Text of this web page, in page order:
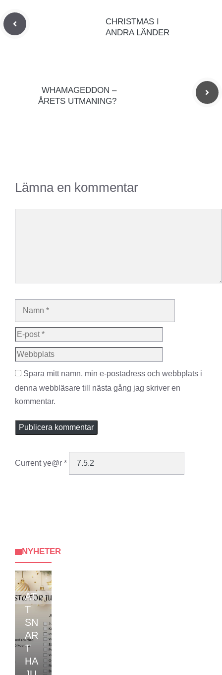
CHRISTMAS I
ANDRA LÄNDER
WHAMAGEDDON –
ÅRETS UTMANING?
Lämna en kommentar
Namn
Spara mitt namn, min e-postadress och webbplats i
denna webbläsare till nästa gång jag skriver en
kommentar.
Current ye@r *
NYHETER
AT
T
SN
AR
T
HA